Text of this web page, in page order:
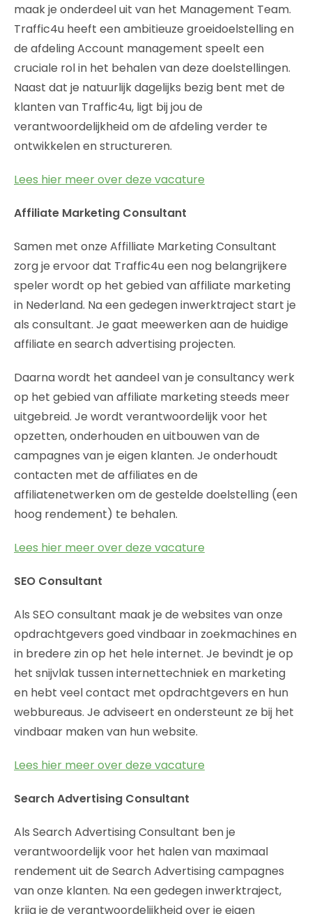
maak je onderdeel uit van het Management Team.
Traffic4u heeft een ambitieuze groeidoelstelling en
de afdeling Account management speelt een
cruciale rol in het behalen van deze doelstellingen.
Naast dat je natuurlijk dagelijks bezig bent met de
klanten van Traffic4u, ligt bij jou de
verantwoordelijkheid om de afdeling verder te
ontwikkelen en structureren.
Lees hier meer over deze vacature
Affiliate Marketing Consultant
Samen met onze Affilliate Marketing Consultant
zorg je ervoor dat Traffic4u een nog belangrijkere
speler wordt op het gebied van affiliate marketing
in Nederland. Na een gedegen inwerktraject start je
als consultant. Je gaat meewerken aan de huidige
affiliate en search advertising projecten.
Daarna wordt het aandeel van je consultancy werk
op het gebied van affiliate marketing steeds meer
uitgebreid. Je wordt verantwoordelijk voor het
opzetten, onderhouden en uitbouwen van de
campagnes van je eigen klanten. Je onderhoudt
contacten met de affiliates en de
affiliatenetwerken om de gestelde doelstelling (een
hoog rendement) te behalen.
Lees hier meer over deze vacature
SEO Consultant
Als SEO consultant maak je de websites van onze
opdrachtgevers goed vindbaar in zoekmachines en
in bredere zin op het hele internet. Je bevindt je op
het snijvlak tussen internettechniek en marketing
en hebt veel contact met opdrachtgevers en hun
webbureaus. Je adviseert en ondersteunt ze bij het
vindbaar maken van hun website.
Lees hier meer over deze vacature
Search Advertising Consultant
Als Search Advertising Consultant ben je
verantwoordelijk voor het halen van maximaal
rendement uit de Search Advertising campagnes
van onze klanten. Na een gedegen inwerktraject,
krijg je de verantwoordelijkheid over je eigen